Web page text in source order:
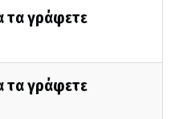
τα γράφετε
τα γράφετε